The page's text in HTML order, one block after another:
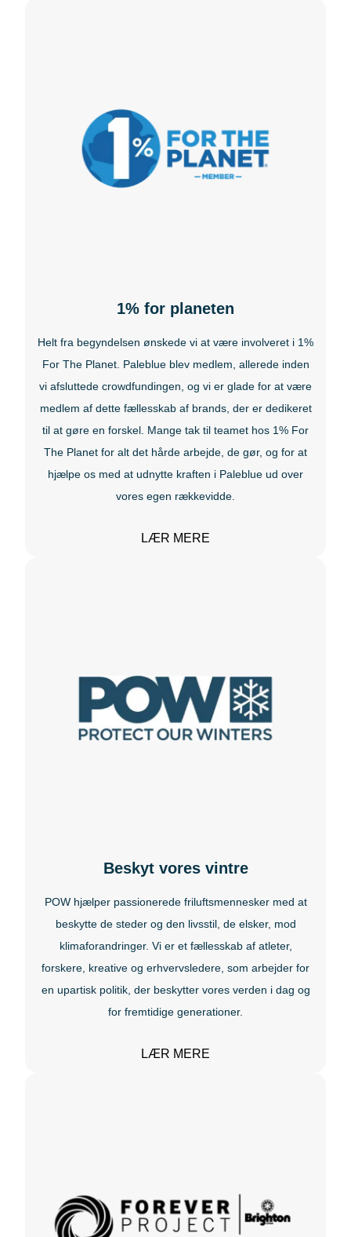
Belgien (flamsk)
Belgien (Vallonien)
1% for planeten
Helt fra begyndelsen ønskede vi at være involveret i 1%
For The Planet. Paleblue blev medlem, allerede inden
vi afsluttede crowdfundingen, og vi er glade for at være
medlem af dette fællesskab af brands, der er dedikeret
til at gøre en forskel. Mange tak til teamet hos 1% For
The Planet for alt det hårde arbejde, de gør, og for at
hjælpe os med at udnytte kraften i Paleblue ud over
vores egen rækkevidde.
LÆR MERE
Beskyt vores vintre
POW hjælper passionerede friluftsmennesker med at
beskytte de steder og den livsstil, de elsker, mod
klimaforandringer. Vi er et fællesskab af atleter,
forskere, kreative og erhvervsledere, som arbejder for
en upartisk politik, der beskytter vores verden i dag og
for fremtidige generationer.
LÆR MERE